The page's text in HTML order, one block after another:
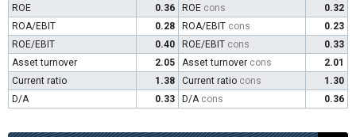
ROE
0.36 ROE cons
0.32
ROA/EBIT
0.28 ROA/EBIT cons
0.23
ROE/EBIT
0.40 ROE/EBIT cons
0.33
Asset turnover
2.05 Asset turnover cons
2.01
Current ratio
1.38 Current ratio cons
1.30
D/A
0.33 D/A cons 0.36